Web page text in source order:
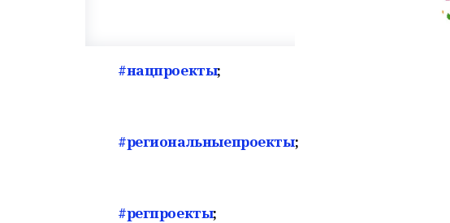
#нацпроекты;
#региональныепроекты;
#регпроекты;